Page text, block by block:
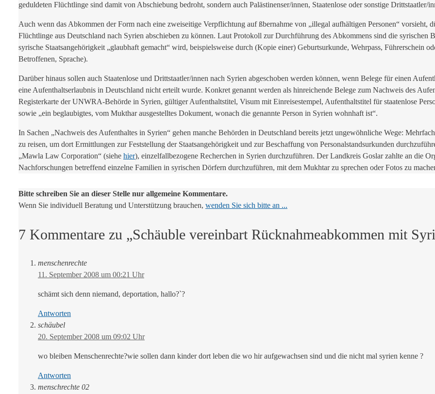
geduldeten Flüchtlinge sind damit von Abschiebung bedroht, sondern auch Palästinenser/innen, Staatenlose oder sonstige Drittstaatler/
Auch wenn das Abkommen der Form nach eine zweiseitige Verpflichtung auf ßbernahme von „illegal aufhältigen Personen“ vorsieht,
Flüchtlinge aus Deutschland nach Syrien abschieben zu können. Laut Protokoll zur Durchführung des Abkommens sind die syrischen
syrische Staatsangehörigkeit „glaubhaft gemacht“ wird, beispielsweise durch (Kopie einer) Geburtsurkunde, Wehrpass, Führerschein
Betroffenen, Sprache).
Darüber hinaus sollen auch Staatenlose und Drittstaatler/innen nach Syrien abgeschoben werden können, wenn Belege für einen
eine Aufenthaltserlaubnis in Deutschland nicht erteilt wurde. Konkret genannt werden als hinreichende Belege zum Nachweis des
Registerkarte der UNWRA-Behörde in Syrien, gültiger Aufenthaltstitel, Visum mit Einreisestempel, Aufenthaltstitel für staatenlose
sowie „ein beglaubigtes, vom Mukthar ausgestelltes Dokument, wonach die genannte Person in Syrien wohnhaft ist“.
In Sachen „Nachweis des Aufenthaltes in Syrien“ gehen manche Behörden in Deutschland bereits jetzt ungewöhnliche Wege:
zu reisen, um dort Ermittlungen zur Feststellung der Staatsangehörigkeit und zur Beschaffung von Personalstandsurkunden
„Mawla Law Corporation“ (siehe hier), einzelfallbezogene Recherchen in Syrien durchzuführen. Der Landkreis Goslar zahlte an die
Nachforschungen betreffend einzelne Familien in syrischen Dörfern durchzuführen, mit dem Mukhtar zu sprechen oder Fotos zu
Bitte schreiben Sie an dieser Stelle nur allgemeine Kommentare.
Wenn Sie individuell Beratung und Unterstützung brauchen, wenden Sie sich bitte an ...
7 Kommentare zu „Schäuble vereinbart Rücknahmeabkommen mit
menschenrechte
11. September 2008 um 00:21 Uhr
schämt sich denn niemand, deportation, hallo?`?
Antworten
schäubel
20. September 2008 um 09:02 Uhr
wo bleiben Menschenrechte?wie sollen dann kinder dort leben die wo hir aufgewachsen sind und die nicht mal syrien kenne ?
Antworten
menschrechte 02